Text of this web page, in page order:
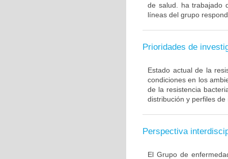
de salud. ha trabajado
líneas del grupo
Prioridades de
Estado actual de la
condiciones en los
de la resistencia
distribución y perfiles de
Perspectiva
El Grupo de